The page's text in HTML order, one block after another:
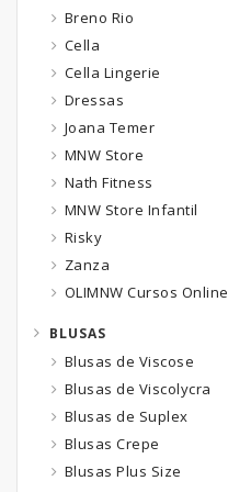
Breno Rio
Cella
Cella Lingerie
Dressas
Joana Temer
MNW Store
Nath Fitness
MNW Store Infantil
Risky
Zanza
OLIMNW Cursos Online
BLUSAS
Blusas de Viscose
Blusas de Viscolycra
Blusas de Suplex
Blusas Crepe
Blusas Plus Size